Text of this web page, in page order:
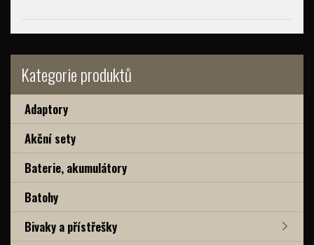
Kategorie produktů
Adaptory
Akční sety
Baterie, akumulátory
Batohy
Bivaky a přístřešky